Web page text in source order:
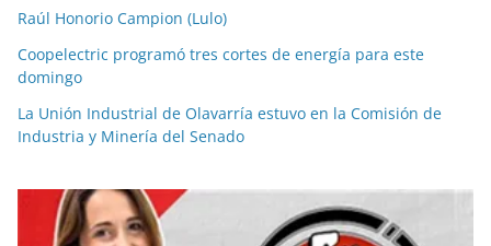
Raúl Honorio Campion (Lulo)
Coopelectric programó tres cortes de energía para este
domingo
La Unión Industrial de Olavarría estuvo en la Comisión de
Industria y Minería del Senado